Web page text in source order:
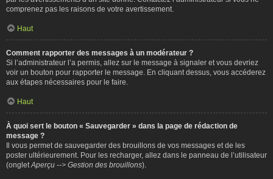
comprenez pas les raisons de votre avertissement.
Haut
Comment rapporter des messages à un modérateur ?
Si l’administrateur l’a permis, allez sur le message à signaler et vous devriez
voir un bouton pour rapporter le message. En cliquant dessus, vous accéderez
aux étapes nécessaires pour le faire.
Haut
À quoi sert le bouton « Sauvegarder » dans la page de rédaction de
message ?
Il vous permet de sauvegarder des brouillons de vos messages et de les
poster ultérieurement. Pour les recharger, allez dans le panneau de l’utilisateur
(onglet Aperçu --> Gestion des brouillons).